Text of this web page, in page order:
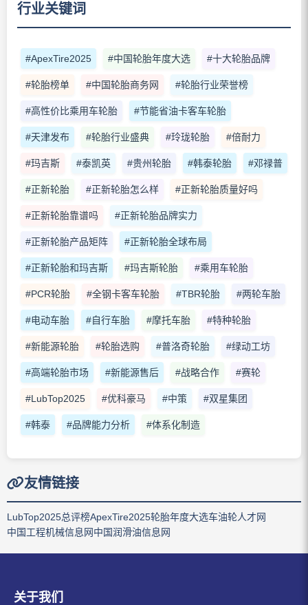
行业关键词
#ApexTire2025 #中国轮胎年度大选 #十大轮胎品牌
#轮胎榜单 #中国轮胎商务网 #轮胎行业荣誉榜
#高性价比乘用车轮胎 #节能省油卡客车轮胎
#天津发布 #轮胎行业盛典 #玲珑轮胎 #倍耐力
#玛吉斯 #泰凯英 #贵州轮胎 #韩泰轮胎 #邓禄普
#正新轮胎 #正新轮胎怎么样 #正新轮胎质量好吗
#正新轮胎靠谱吗 #正新轮胎品牌实力
#正新轮胎产品矩阵 #正新轮胎全球布局
#正新轮胎和玛吉斯 #玛吉斯轮胎 #乘用车轮胎
#PCR轮胎 #全钢卡客车轮胎 #TBR轮胎 #两轮车胎
#电动车胎 #自行车胎 #摩托车胎 #特种轮胎
#新能源轮胎 #轮胎选购 #普洛奇轮胎 #绿动工坊
#高端轮胎市场 #新能源售后 #战略合作 #赛轮
#LubTop2025 #优科豪马 #中策 #双星集团
#韩泰 #品牌能力分析 #体系化制造
友情链接
LubTop2025总评榜ApexTire2025轮胎年度大选车油轮人才网
中国工程机械信息网中国润滑油信息网
关于我们